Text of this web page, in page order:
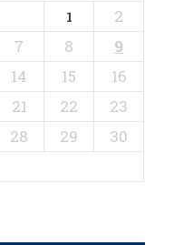
1
2
7 8
9
14 15
16
21 22
23
28 29
30